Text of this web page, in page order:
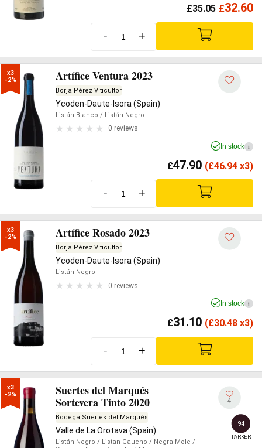
£35.05 £32.60
- +
x3
-2%
Artífice Ventura 2023
Borja Pérez Viticultor
Ycoden-Daute-Isora (Spain)
Listán Blanco / Listán Negro
0 reviews
In stock i
£47.90 (£46.94 x3)
- +
x3
-2%
Artífice Rosado 2023
Borja Pérez Viticultor
Ycoden-Daute-Isora (Spain)
Listán Negro
0 reviews
In stock i
£31.10 (£30.48 x3)
- +
x3
-2%
Suertes del Marqués
Sortevera Tinto 2020
Bodega Suertes del Marqués
Valle de La Orotava (Spain)
Listán Negro / Listan Gaucho / Negra Mole /
4
94
PARKER